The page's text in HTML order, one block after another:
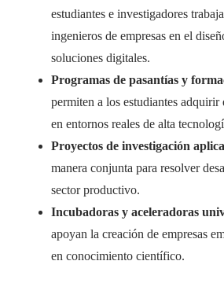
estudiantes e investigadores
ingenieros de empresas en el
soluciones digitales.
Programas de pasantías y
permiten a los estudiantes adquirir
en entornos reales de alta
Proyectos de investigación
manera conjunta para resolver
sector productivo.
Incubadoras y aceleradoras
apoyan la creación de empresas
en conocimiento científico.